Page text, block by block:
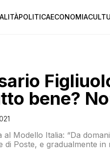
POLITICAECONOMIA
bene?
Modello Italia: “Da
di Poste, e gradualmente